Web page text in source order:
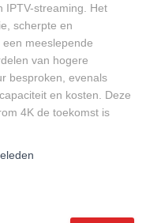
IPTV-streaming. Het
scherpte en
meeslepende
van hogere
besproken, evenals
en kosten. Deze
4K de toekomst is